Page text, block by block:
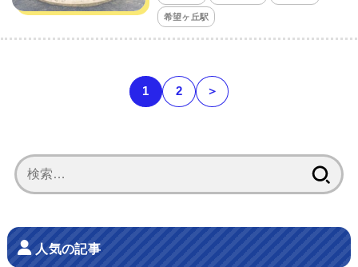
希望ヶ丘駅
1 2 ＞
索:
人気の記事